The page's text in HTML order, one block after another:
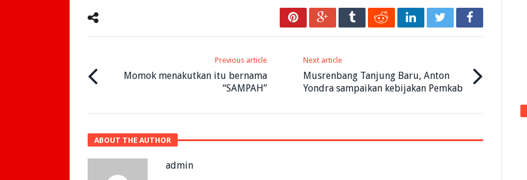
Previous article
Momok menakutkan itu bernama
“SAMPAH”
Next article
Musrenbang Tanjung Baru, Anton
Yondra sampaikan kebijakan Pemkab
ABOUT THE AUTHOR
admin